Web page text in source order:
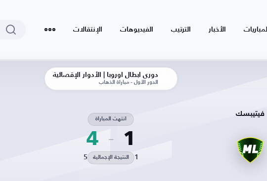
المباريات الأخبار الترتيب الفيديوهات الإنتقالات
دوري أبطال أوروبا | الأدوار الإقصائية
الدور الأول - مباراة الذهاب
فيتيبسك
1
انتهت المباراة
4
1 النتيجة الإجمالية 5